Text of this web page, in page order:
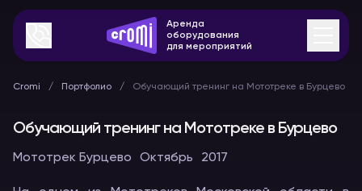
Аренда
оборудования
для мероприятий
Cromi Портфолио Обучающий тренинг на Мототреке в Бурцево
Обучающий тренинг на Мототреке в Бурцево
Мототрек Бурцево Октябрь 2017